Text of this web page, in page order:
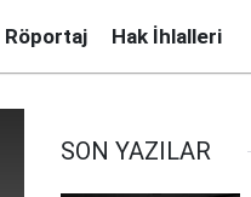
Röportaj Hak İhlalleri
SON YAZILAR